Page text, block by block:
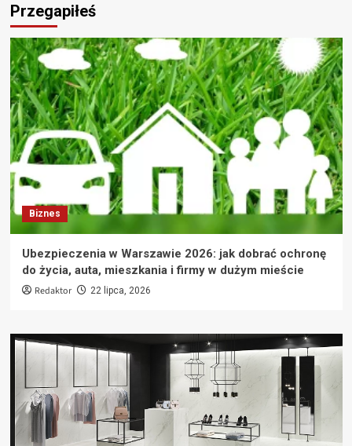
Przegapiłeś
Biznes
Ubezpieczenia w Warszawie 2026: jak dobrać ochronę
do życia, auta, mieszkania i firmy w dużym mieście
Redaktor 22 lipca, 2026